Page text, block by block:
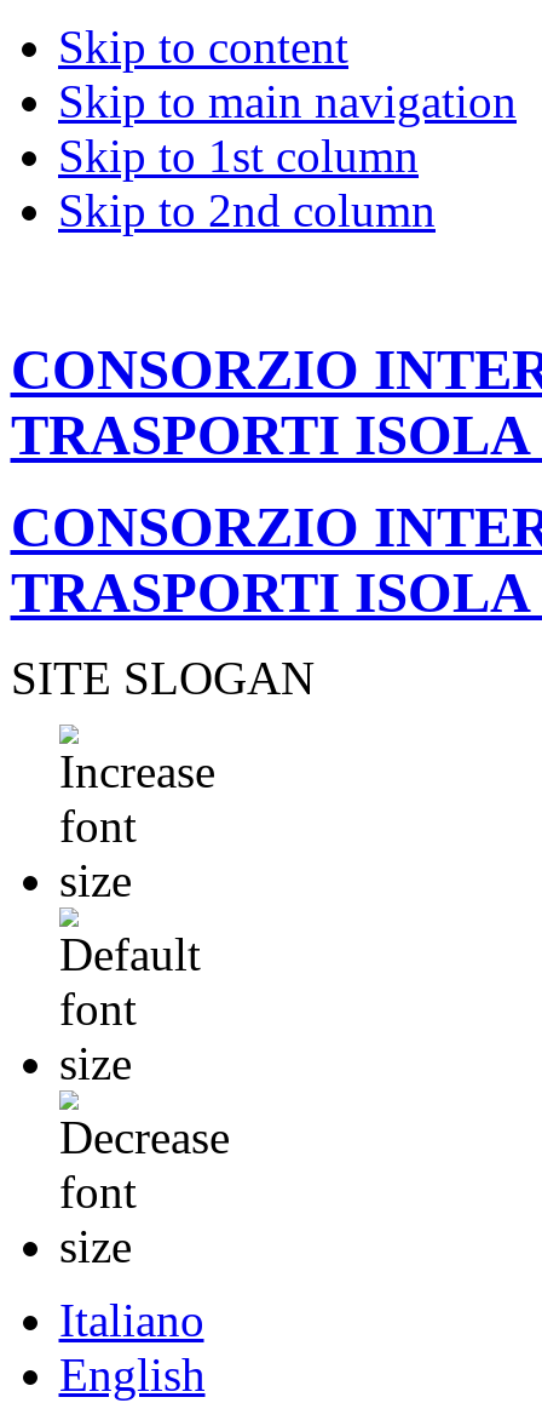
Skip to content
Skip to main navigation
Skip to 1st column
Skip to 2nd column
CONSORZIO
TRASPORTI
CONSORZIO
TRASPORTI
SITE SLOGAN
Italiano
English